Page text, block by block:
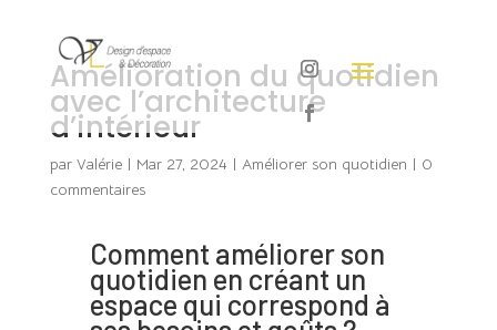
Amélioration du quotidien
avec l’architecture
d’intérieur
par Valérie| Mar 27, 2024 | Améliorer son quotidien | 0
commentaires
Comment améliorer son
quotidien en créant un
espace qui correspond à